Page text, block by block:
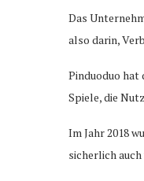
Das
also darin,
Pinduoduo
Spiele, die
Im Jahr 2018
sicherlich